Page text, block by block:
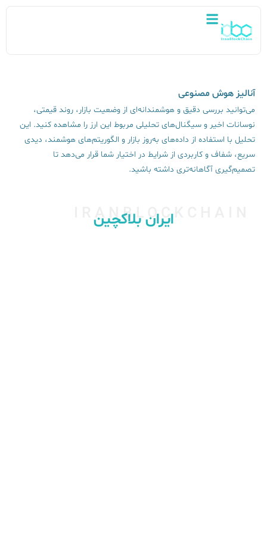
آنالیز هوش مصنوعی
می‌توانید بررسی دقیق و هوشمندانه‌ای از وضعیت بازار، روند قیمتی،
نوسانات اخیر و سیگنال‌های تحلیلی مربوط این ارز را مشاهده کنید. این
تحلیل با استفاده از داده‌های به‌روز بازار و الگوریتم‌های هوشمند، دیدی
سریع، شفاف و کاربردی از شرایط در اختیار شما قرار می‌دهد تا
تصمیم‌گیری آگاهانه‌تری داشته باشید.
IRANBLOCKCHAIN
ایران بلاکچین